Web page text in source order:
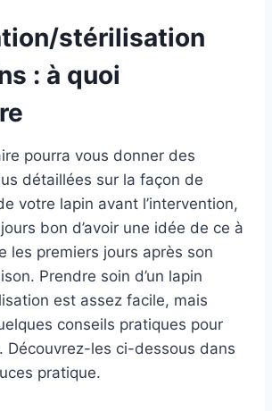
stérilisation
: à quoi
pourra vous donner des
détaillées sur la façon de
votre lapin avant l’intervention,
bon d’avoir une idée de ce à
les premiers jours après son
Prendre soin d’un lapin
est assez facile, mais
conseils pratiques pour
Découvrez-les ci-dessous dans
pratique.